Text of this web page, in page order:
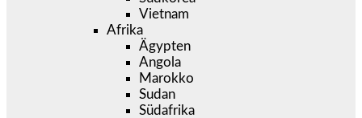
Vietnam
Afrika
Ägypten
Angola
Marokko
Sudan
Südafrika